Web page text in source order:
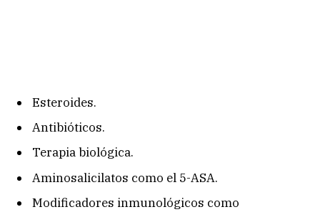
Esteroides.
Antibióticos.
Terapia biológica.
Aminosalicilatos como el 5-ASA.
Modificadores inmunológicos como